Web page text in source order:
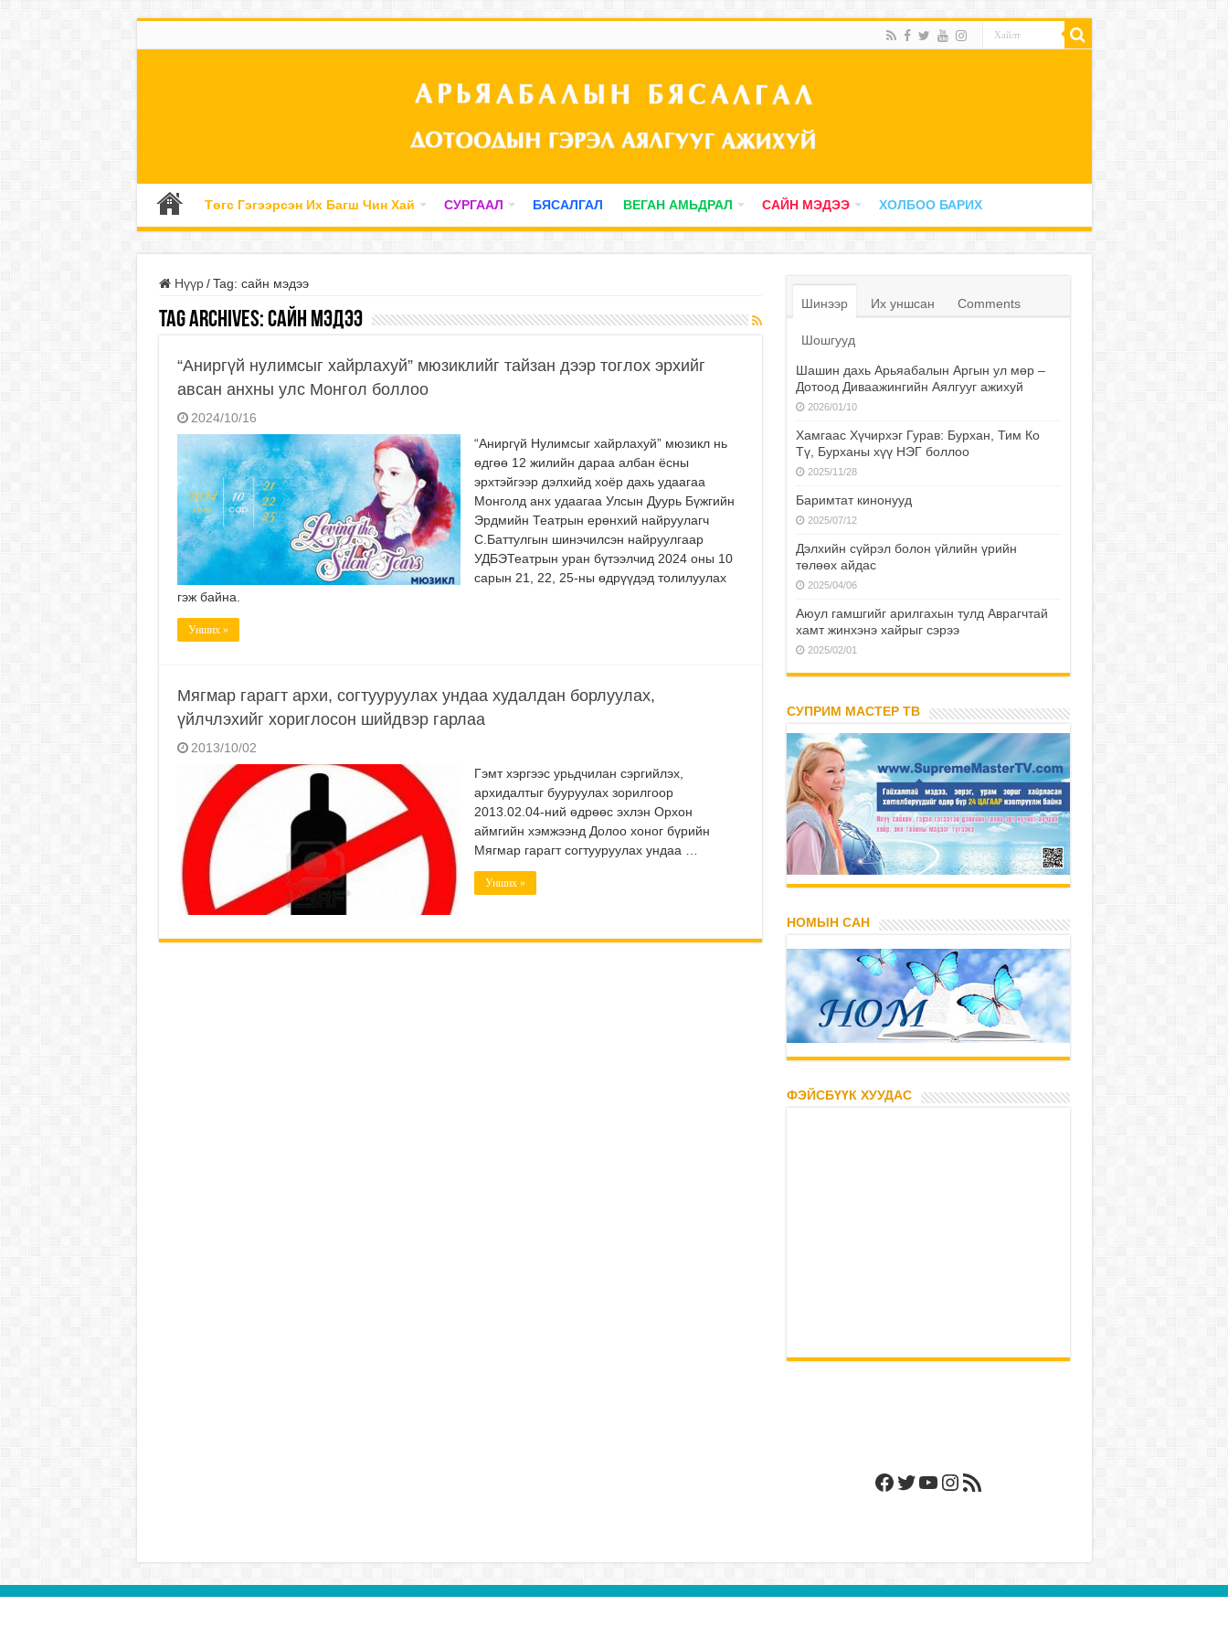
Төгс Гэгээрсэн Их Багш Чин Хай СУРГААЛ БЯСАЛГАЛ ВЕГАН АМЬДРАЛ САЙН МЭДЭЭ ХОЛБОО БАРИХ
Нүүр / Tag: сайн мэдээ
Tag Archives:сайн мэдээ
“Аниргүй нулимсыг хайрлахуй” мюзиклийг тайзан дээр тоглох эрхийг
авсан анхны улс Монгол боллоо
2024/10/16
“Аниргүй Нулимсыг хайрлахуй” мюзикл нь
өдгөө 12 жилийн дараа албан ёсны
эрхтэйгээр дэлхийд хоёр дахь удаагаа
Монголд анх удаагаа Улсын Дуурь Бүжгийн
Эрдмийн Театрын ерөнхий найруулагч
С.Баттулгын шинэчилсэн найруулгаар
УДБЭТеатрын уран бүтээлчид 2024 оны 10
сарын 21, 22, 25-ны өдрүүдэд толилуулах
гэж байна.
Унших »
Мягмар гарагт архи, согтууруулах ундаа худалдан борлуулах,
үйлчлэхийг хориглосон шийдвэр гарлаа
2013/10/02
Гэмт хэргээс урьдчилан сэргийлэх,
архидалтыг бууруулах зорилгоор
2013.02.04-ний өдрөөс эхлэн Орхон
аймгийн хэмжээнд Долоо хоног бүрийн
Мягмар гарагт согтууруулах ундаа …
Унших »
Шинээр Их уншсан Comments
Шошгууд
Шашин дахь Арьяабалын Аргын ул мөр –
Дотоод Диваажингийн Аялгууг ажихуй
2026/01/10
Хамгаас Хүчирхэг Гурав: Бурхан, Тим Ко
Тү, Бурханы хүү НЭГ боллоо
2025/11/28
Баримтат кинонууд
2025/07/12
Дэлхийн сүйрэл болон үйлийн үрийн
төлөөх айдас
2025/04/06
Аюул гамшгийг арилгахын тулд Аврагчтай
хамт жинхэнэ хайрыг сэрээ
2025/02/01
СУПРИМ МАСТЕР ТВ
НОМЫН САН
ФЭЙСБҮҮК ХУУДАС
Facebook
Twitter
YouTube
Instagram
RSS Feed